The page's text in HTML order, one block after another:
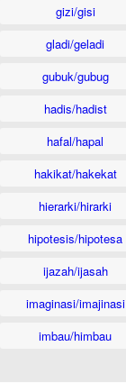
gizi/gisi
gladi/geladi
gubuk/gubug
hadis/hadist
hafal/hapal
hakikat/hakekat
hierarki/hirarki
hipotesis/hipotesa
ijazah/ijasah
imaginasi/imajinasi
imbau/himbau